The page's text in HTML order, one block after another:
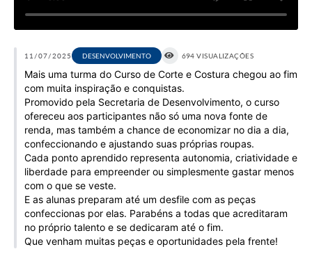
Notícias
Obras
Galeria de Vídeos
Projetos
Links
Telefones Úteis
A Prefeitura
Enquete
11/07/2025 DESENVOLVIMENTO 694 VISUALIZAÇÕES
Mais uma turma do Curso de Corte e Costura chegou ao fim
com muita inspiração e conquistas.
Promovido pela Secretaria de Desenvolvimento, o curso
ofereceu aos participantes não só uma nova fonte de
renda, mas também a chance de economizar no dia a dia,
confeccionando e ajustando suas próprias roupas.
Cada ponto aprendido representa autonomia, criatividade e
liberdade para empreender ou simplesmente gastar menos
com o que se veste.
E as alunas preparam até um desfile com as peças
confeccionas por elas. Parabéns a todas que acreditaram
no próprio talento e se dedicaram até o fim.
Que venham muitas peças e oportunidades pela frente!